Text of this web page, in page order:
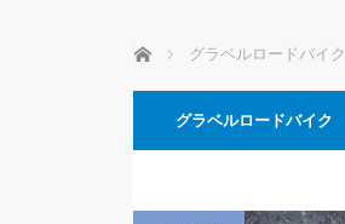
ホーム グラベルロードバイク
グラベルロードバイク